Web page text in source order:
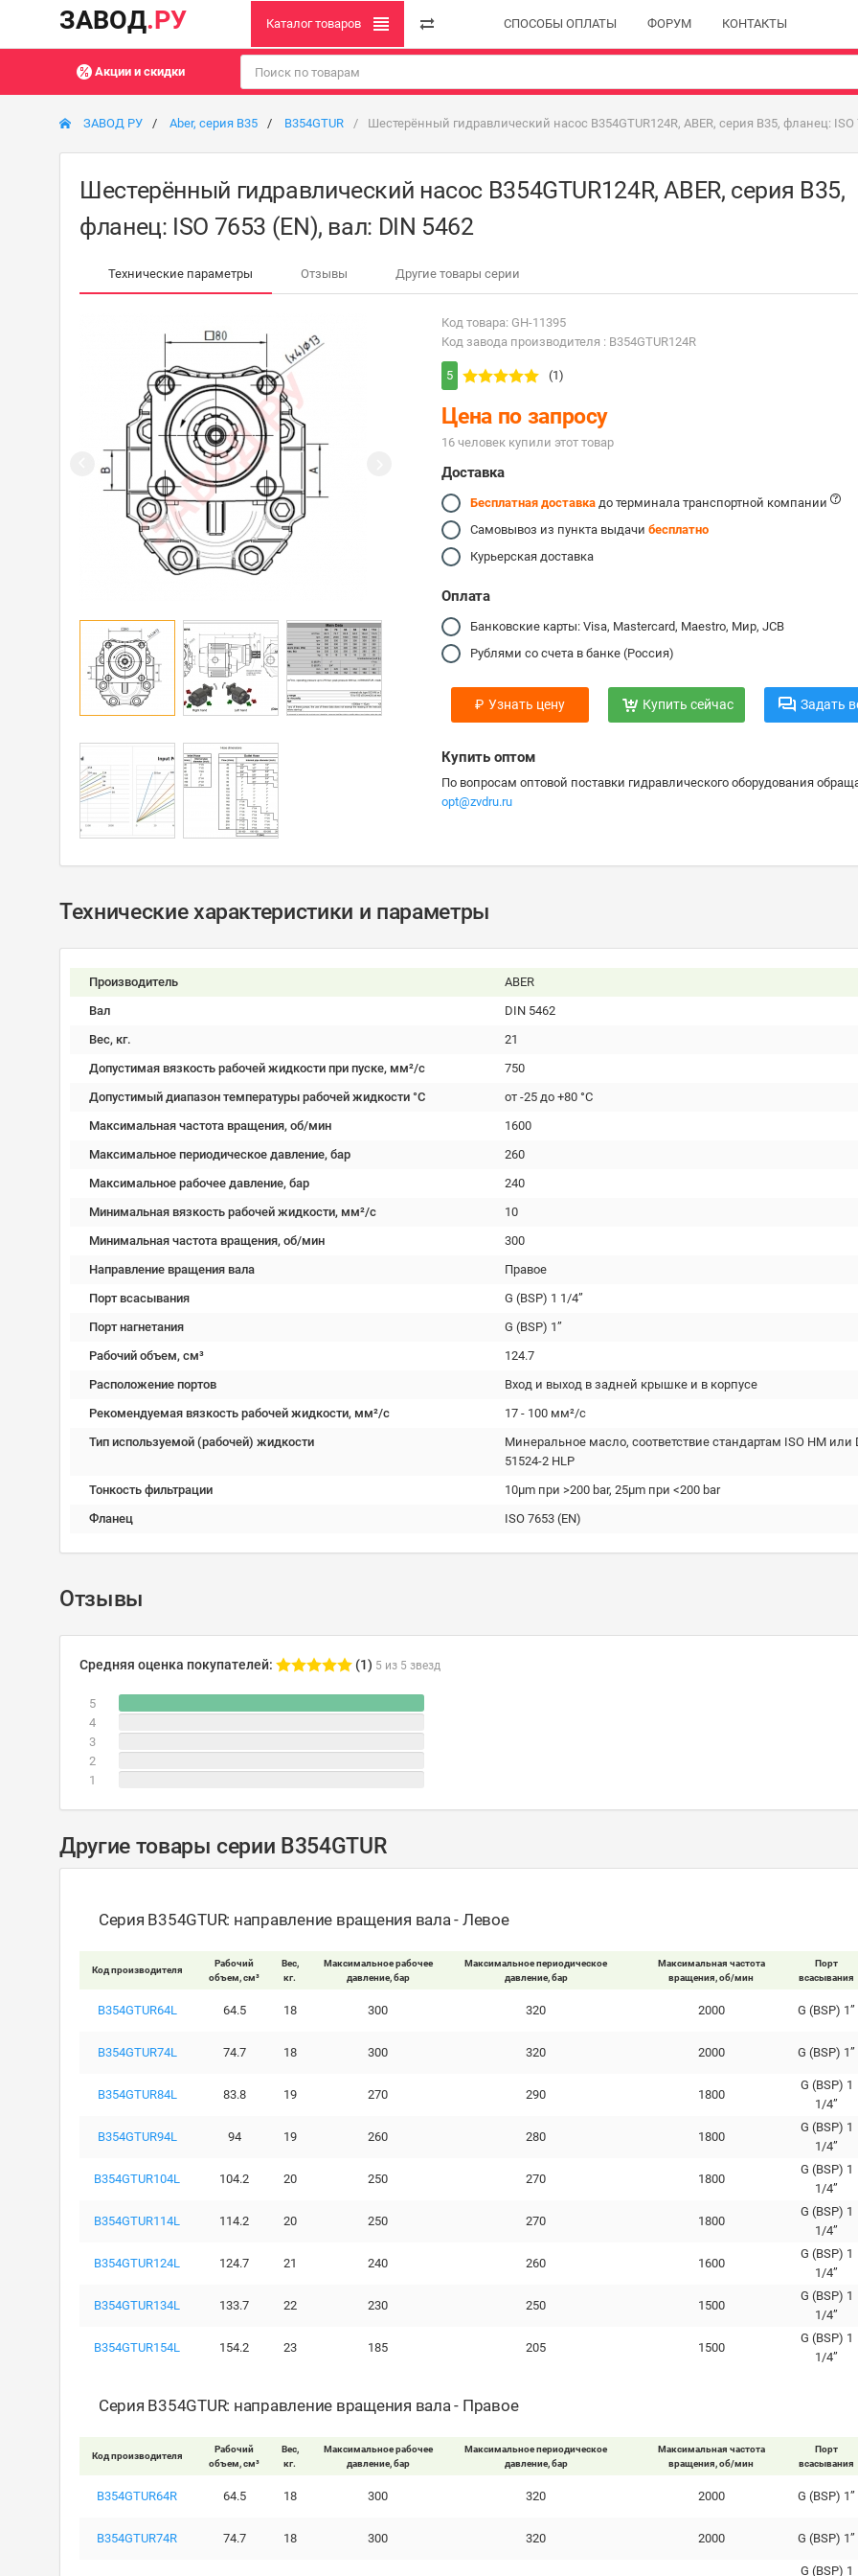
ЗАВОД.РУ Каталог товаров СПОСОБЫ ОПЛАТЫ ФОРУМ КОНТАКТЫ
Акции и скидки
ЗАВОД РУ Aber, серия B35 B354GTUR Шестерённый гидравлический насос B354GTUR124R, ABER, серия B35, фланец: ISO
Шестерённый гидравлический насос B354GTUR124R, ABER, серия B35,
фланец: ISO 7653 (EN), вал: DIN 5462
Технические параметры Отзывы Другие товары серии
Код товара: GH-11395
Код завода производителя : B354GTUR124R
5 (1)
Цена по запросу
16 человек купили этот товар
Доставка
Бесплатная доставка до терминала транспортной компании
Самовывоз из пункта выдачибесплатно
Курьерская доставка
Оплата
Банковские карты: Visa, Mastercard, Maestro, Мир, JCB
Рублями со счета в банке (Россия)
₽ Узнать цену Купить сейчас Задать
Купить оптом
По вопросам оптовой поставки гидравлического оборудования
opt@zvdru.ru
Технические характеристики и параметры
Производитель
ABER
Вал
DIN 5462
Вес, кг.
21
Допустимая вязкость рабочей жидкости при пуске, мм²/c
750
Допустимый диапазон температуры рабочей жидкости °C
от -25 до +80 °С
Максимальная частота вращения, об/мин
1600
Максимальное периодическое давление, бар
260
Максимальное рабочее давление, бар
240
Минимальная вязкость рабочей жидкости, мм²/c
10
Минимальная частота вращения, об/мин
300
Направление вращения вала
Правое
Порт всасывания
G (BSP) 1 1/4”
Порт нагнетания
G (BSP) 1”
Рабочий объем, см³
124.7
Расположение портов
Вход и выход в задней крышке и в корпусе
Рекомендуемая вязкость рабочей жидкости, мм²/с
17 - 100 мм²/с
Тип используемой (рабочей) жидкости
Минеральное масло, соответствие стандартам ISO HM или
51524-2 HLP
Тонкость фильтрации
10µm при >200 bar, 25µm при <200 bar
Фланец
ISO 7653 (EN)
Отзывы
Средняя оценка покупателей: (1) 5 из 5 звезд
5
4
3
2
1
Другие товары серии B354GTUR
Серия B354GTUR: направление вращения вала - Левое
Код производителя
Рабочий
объем, см³
Вес,
кг.
Максимальное рабочее
давление, бар
Максимальное периодическое
давление, бар
Максимальная частота
вращения, об/мин
Порт
всасывания
B354GTUR64L 64.5 18 300 320 2000 G (BSP) 1”
B354GTUR74L 74.7 18 300 320 2000 G (BSP) 1”
B354GTUR84L 83.8 19 270 290 1800
G (BSP) 1
1/4”
B354GTUR94L 94 19 260 280 1800
G (BSP) 1
1/4”
B354GTUR104L 104.2 20 250 270 1800
G (BSP) 1
1/4”
B354GTUR114L 114.2 20 250 270 1800
G (BSP) 1
1/4”
B354GTUR124L 124.7 21 240 260 1600
G (BSP) 1
1/4”
B354GTUR134L 133.7 22 230 250 1500
G (BSP) 1
1/4”
B354GTUR154L 154.2 23 185 205 1500
G (BSP) 1
1/4”
Серия B354GTUR: направление вращения вала - Правое
Код производителя
Рабочий
объем, см³
Вес,
кг.
Максимальное рабочее
давление, бар
Максимальное периодическое
давление, бар
Максимальная частота
вращения, об/мин
Порт
всасывания
B354GTUR64R 64.5 18 300 320 2000 G (BSP) 1”
B354GTUR74R 74.7 18 300 320 2000 G (BSP) 1”
G (BSP) 1